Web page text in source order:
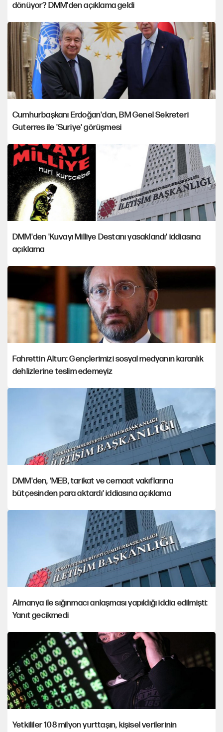
dönüyor? DMM'den açıklama geldi
Cumhurbaşkanı Erdoğan'dan, BM Genel Sekreteri
Guterres ile 'Suriye' görüşmesi
DMM'den 'Kuvayı Milliye Destanı yasaklandı' iddiasına
açıklama
Fahrettin Altun: Gençlerimizi sosyal medyanın karanlık
dehlizlerine teslim edemeyiz
DMM'den, 'MEB, tarikat ve cemaat vakıflarına
bütçesinden para aktardı' iddiasına açıklama
Almanya ile sığınmacı anlaşması yapıldığı iddia edilmişti:
Yanıt gecikmedi
Yetkililer 108 milyon yurttaşın, kişisel verilerinin